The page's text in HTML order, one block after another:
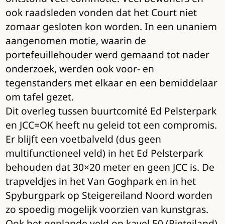
ook raadsleden vonden dat het Court niet
zomaar gesloten kon worden. In een unaniem
aangenomen motie, waarin de
portefeuillehouder werd gemaand tot nader
onderzoek, werden ook voor- en
tegenstanders met elkaar en een bemiddelaar
om tafel gezet.
Dit overleg tussen buurtcomité Ed Pelsterpark
en JCC=OK heeft nu geleid tot een compromis.
Er blijft een voetbalveld (dus geen
multifunctioneel veld) in het Ed Pelsterpark
behouden dat 30×20 meter en geen JCC is. De
trapveldjes in het Van Goghpark en in het
Spyburgpark op Steigereiland Noord worden
zo spoedig mogelijk voorzien van kunstgras.